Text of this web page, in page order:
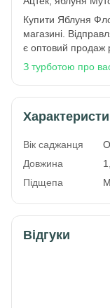
Купити Яблуня
магазині.
є оптовий продаж
З турботою про
Вік саджанця
Довжина
Підщепа
Відгуки